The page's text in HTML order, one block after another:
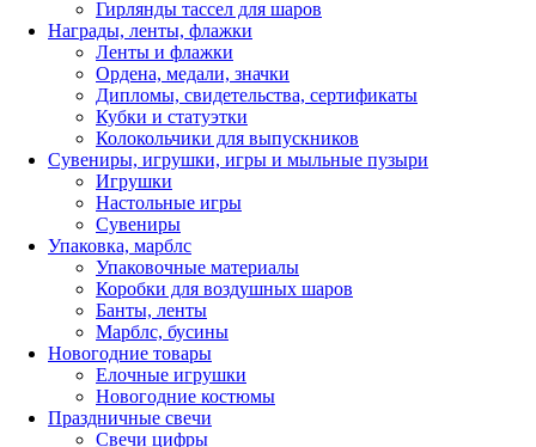
Гирлянды тассел для шаров
Награды, ленты, флажки
Ленты и флажки
Ордена, медали, значки
Дипломы, свидетельства, сертификаты
Кубки и статуэтки
Колокольчики для выпускников
Сувениры, игрушки, игры и мыльные пузыри
Игрушки
Настольные игры
Сувениры
Упаковка, марблс
Упаковочные материалы
Коробки для воздушных шаров
Банты, ленты
Марблс, бусины
Новогодние товары
Елочные игрушки
Новогодние костюмы
Праздничные свечи
Свечи цифры